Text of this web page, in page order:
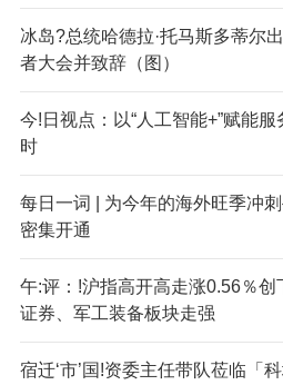
冰岛?总统哈德拉·托马斯多蒂尔
者大会并致辞（图）
今!日视点：以“人工智能+”赋能
时
每日一词 | 为今年的海外旺季冲
密集开通
午:评：!沪指高开高走涨0.56％
证券、军工装备板块走强
宿迁‘市’国!资委主任带队莅临「